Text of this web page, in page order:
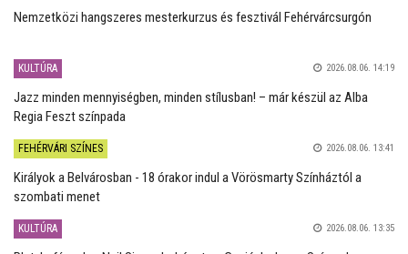
Nemzetközi hangszeres mesterkurzus és fesztivál Fehérvárcsurgón
KULTÚRA 2026.08.06. 14:19
Jazz minden mennyiségben, minden stílusban! – már készül az Alba
Regia Feszt színpada
FEHÉRVÁRI SZÍNES 2026.08.06. 13:41
Királyok a Belvárosban - 18 órakor indul a Vörösmarty Színháztól a
szombati menet
KULTÚRA 2026.08.06. 13:35